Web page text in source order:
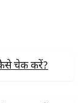
कैसे चेक करें?